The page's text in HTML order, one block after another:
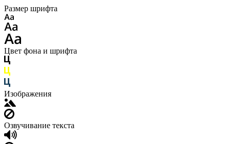
Размер шрифта
Цвет фона и шрифта
Изображения
Озвучивание текста